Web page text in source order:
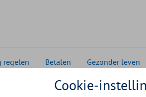
regelen Betalen Gezonder leven
Cookie-